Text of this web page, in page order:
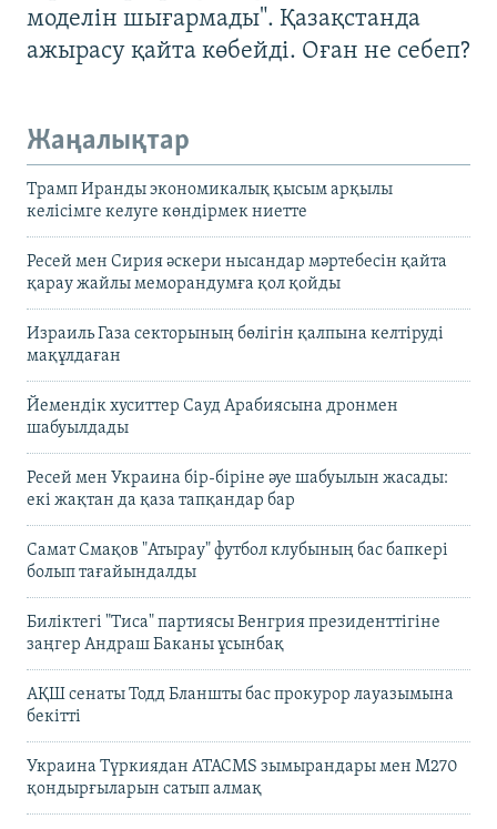
моделін шығармады". Қазақстанда
ажырасу қайта көбейді. Оған не себеп?
Жаңалықтар
Трамп Иранды экономикалық қысым арқылы
келісімге келуге көндірмек ниетте
Ресей мен Сирия әскери нысандар мәртебесін қайта
қарау жайлы меморандумға қол қойды
Израиль Газа секторының бөлігін қалпына келтіруді
мақұлдаған
Йемендік хуситтер Сауд Арабиясына дронмен
шабуылдады
Ресей мен Украина бір-біріне әуе шабуылын жасады:
екі жақтан да қаза тапқандар бар
Самат Смақов "Атырау" футбол клубының бас бапкері
болып тағайындалды
Биліктегі "Тиса" партиясы Венгрия президенттігіне
заңгер Андраш Баканы ұсынбақ
АҚШ сенаты Тодд Бланшты бас прокурор лауазымына
бекітті
Украина Түркиядан ATACMS зымырандары мен M270
қондырғыларын сатып алмақ